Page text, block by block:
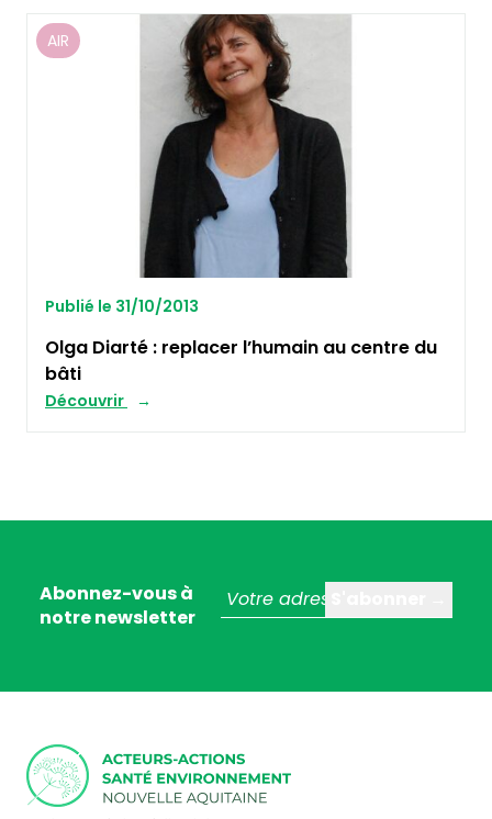
AIR
Publié le 31/10/2013
Olga Diarté : replacer l’humain au centre du
bâti
Découvrir
Abonnez-vous à
notre newsletter